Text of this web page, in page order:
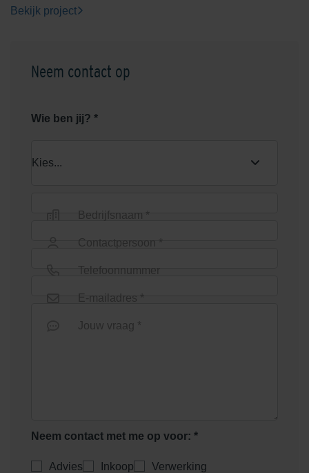
Bekijk project
Neem contact op
Wie ben jij? *
Bedrijfsnaam *
Contactpersoon *
Telefoonnummer
E-mailadres *
Jouw vraag *
Neem contact met me op voor: *
Advies Inkoop
Verwerking